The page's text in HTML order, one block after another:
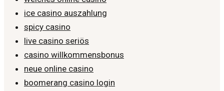
ice casino auszahlung
spicy casino
live casino seriös
casino willkommensbonus
neue online casino
boomerang casino login